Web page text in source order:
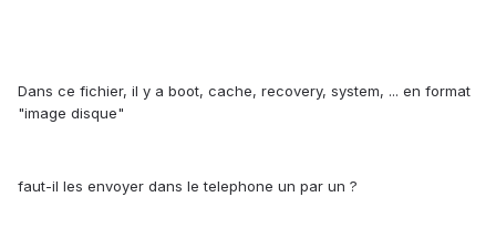
Dans ce fichier, il y a boot, cache, recovery, system, ... en format
"image disque"
faut-il les envoyer dans le telephone un par un ?